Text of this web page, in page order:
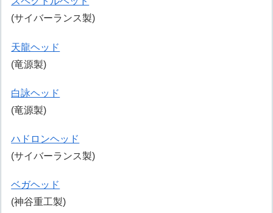
(サイバーランス製)
天龍ヘッド
(竜源製)
白詠ヘッド
(竜源製)
ハドロンヘッド
(サイバーランス製)
ベガヘッド
(神谷重工製)